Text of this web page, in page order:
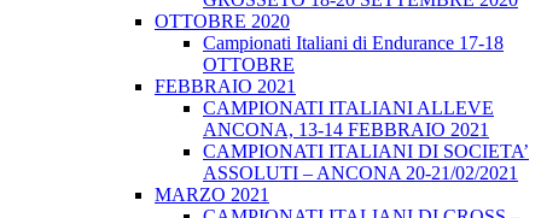
OTTOBRE 2020
Campionati Italiani di Endurance 17-18
OTTOBRE
FEBBRAIO 2021
CAMPIONATI ITALIANI ALLEVE
ANCONA, 13-14 FEBBRAIO 2021
CAMPIONATI ITALIANI DI SOCIETA’
ASSOLUTI – ANCONA 20-21/02/2021
MARZO 2021